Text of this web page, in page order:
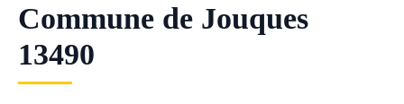
Commune de Jouques
13490